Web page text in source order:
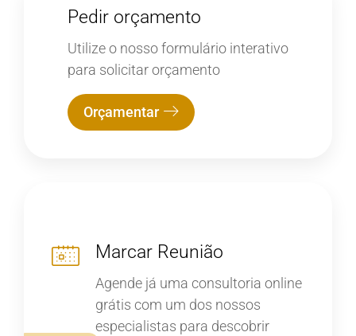
Pedir orçamento
Utilize o nosso formulário interativo
para solicitar orçamento
Orçamentar
Marcar Reunião
Agende já uma consultoria online
grátis com um dos nossos
especialistas para descobrir